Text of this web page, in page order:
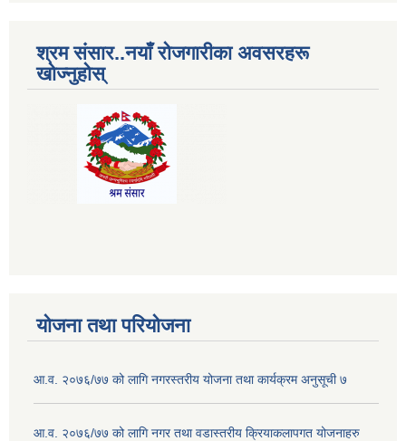
श्रम संसार..नयाँ रोजगारीका अवसरहरू
खोज्नुहोस्
योजना तथा परियोजना
आ.व. २०७६/७७ को लागि नगरस्तरीय योजना तथा कार्यक्रम अनुसूची ७
आ.व. २०७६/७७ को लागि नगर तथा वडास्तरीय क्रियाकलापगत योजनाहरु